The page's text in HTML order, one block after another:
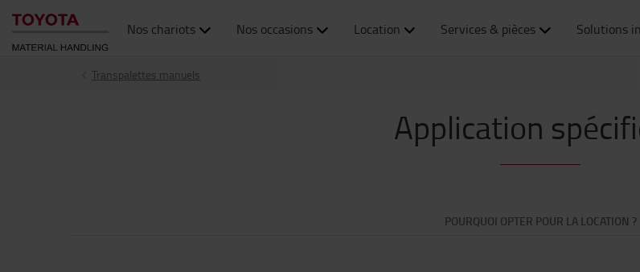
Nos chariots Nos occasions Location Services & pièces Solutions
Transpalettes manuels
Application
POURQUOI OPTER POUR LA LOCATION ?